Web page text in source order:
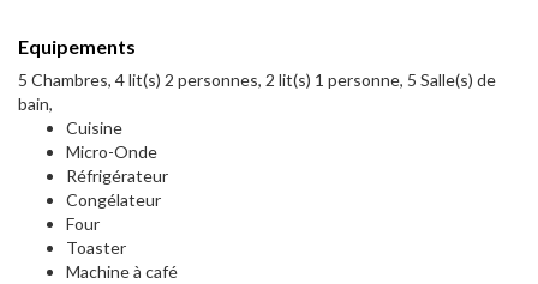
Equipements
5 Chambres, 4 lit(s) 2 personnes, 2 lit(s) 1 personne, 5 Salle(s) de
bain,
Cuisine
Micro-Onde
Réfrigérateur
Congélateur
Four
Toaster
Machine à café